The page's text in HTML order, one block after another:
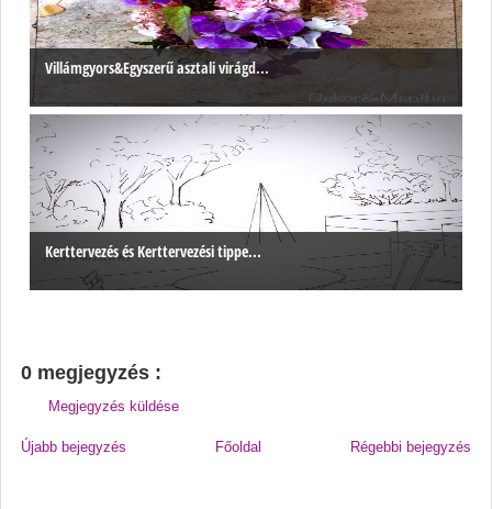
Villámgyors&Egyszerű asztali virágd...
Kerttervezés és Kerttervezési tippe...
0 megjegyzés :
Megjegyzés küldése
Újabb bejegyzés Régebbi bejegyzés
Főoldal